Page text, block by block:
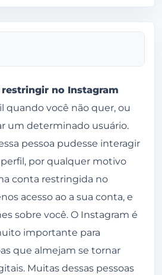
no Instagram?
uma conta restringida no
no Instagram e como fazer a
de uma conta no
é uma opção mais
restringir no Instagram
quando você não quer, ou
um determinado usuário.
pessoa pudesse interagir
por qualquer motivo
conta restringida no
acesso ao a sua conta, e
sobre você. O Instagram é
importante para
que almejam se tornar
Muitas dessas pessoas